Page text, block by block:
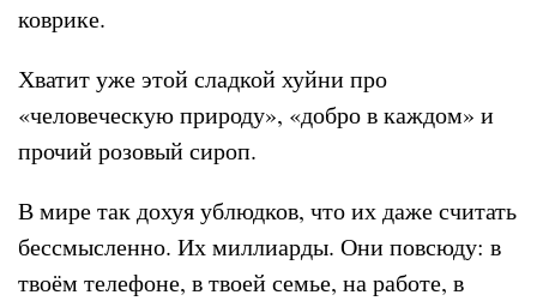
коврике.
Хватит уже этой сладкой хуйни про
«человеческую природу», «добро в каждом» и
прочий розовый сироп.
В мире так дохуя ублюдков, что их даже считать
бессмысленно. Их миллиарды. Они повсюду: в
твоём телефоне, в твоей семье, на работе, в